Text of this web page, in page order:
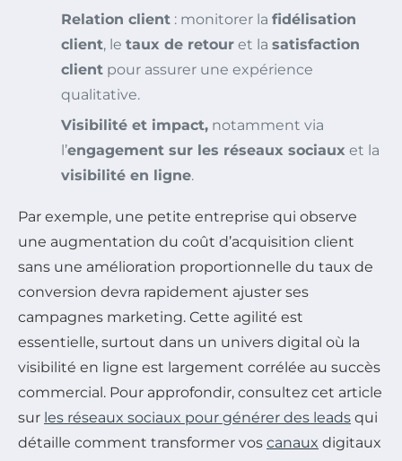
Relation client : monitorer la fidélisation
client, le taux de retour et la satisfaction
client pour assurer une expérience
qualitative.
Visibilité et impact, notamment via
l’engagement sur les réseaux sociaux et la
visibilité en ligne.
Par exemple, une petite entreprise qui observe
une augmentation du coût d’acquisition client
sans une amélioration proportionnelle du taux de
conversion devra rapidement ajuster ses
campagnes marketing. Cette agilité est
essentielle, surtout dans un univers digital où la
visibilité en ligne est largement corrélée au succès
commercial. Pour approfondir, consultez cet article
sur les réseaux sociaux pour générer des leads qui
détaille comment transformer vos canaux digitaux